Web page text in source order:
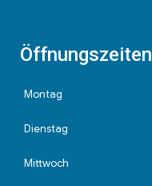
Öffnungszeiten
Montag
Dienstag
Mittwoch